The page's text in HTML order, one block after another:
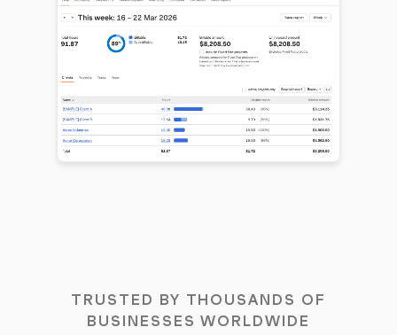
TRUSTED BY THOUSANDS OF
BUSINESSES WORLDWIDE